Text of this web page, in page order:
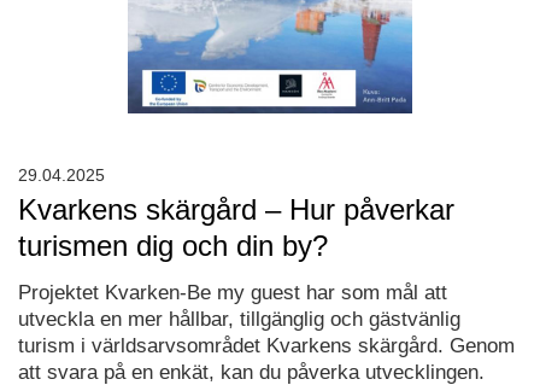
Kvarkens skärgård – Hur påverkar
turismen dig och din by?
Projektet Kvarken-Be my guest har som mål att
utveckla en mer hållbar, tillgänglig och gästvänlig
turism i världsarvsområdet Kvarkens skärgård. Genom
att svara på en enkät, kan du påverka utvecklingen.
29.04.2025